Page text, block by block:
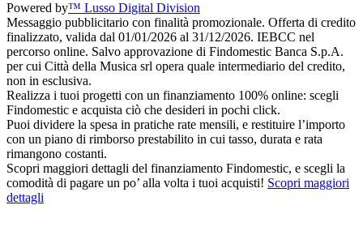
Powered by™ Lusso Digital Division
Messaggio pubblicitario con finalità promozionale. Offerta di credito
finalizzato, valida dal 01/01/2026 al 31/12/2026. IEBCC nel
percorso online. Salvo approvazione di Findomestic Banca S.p.A.
per cui Città della Musica srl opera quale intermediario del credito,
non in esclusiva.
Realizza i tuoi progetti con un finanziamento 100% online: scegli
Findomestic e acquista ciò che desideri in pochi click.
Puoi dividere la spesa in pratiche rate mensili, e restituire l’importo
con un piano di rimborso prestabilito in cui tasso, durata e rata
rimangono costanti.
Scopri maggiori dettagli del finanziamento Findomestic, e scegli la
comodità di pagare un po’ alla volta i tuoi acquisti! Scopri maggiori
dettagli